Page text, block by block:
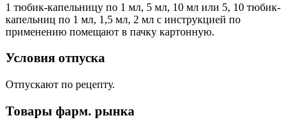
1 тюбик-капельницу по 1 мл, 5 мл, 10 мл или 5, 10 тюбик-
капельниц по 1 мл, 1,5 мл, 2 мл с инструкцией по
применению помещают в пачку картонную.
Условия отпуска
Отпускают по рецепту.
Товары фарм. рынка